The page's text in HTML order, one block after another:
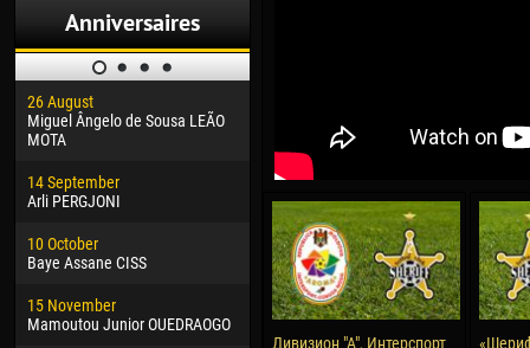
Anniversaires
26 August
Miguel Ângelo de Sousa LEÃO
MOTA
14 September
Arli PERGJONI
10 October
Baye Assane CISS
15 November
Mamoutou Junior OUEDRAOGO
24 February
Vladislav COSTIN
02 March
Veaceslav COZMA
09 March
Emmanuel AFETSE
15
24
Дивизион "А", Интерспорт